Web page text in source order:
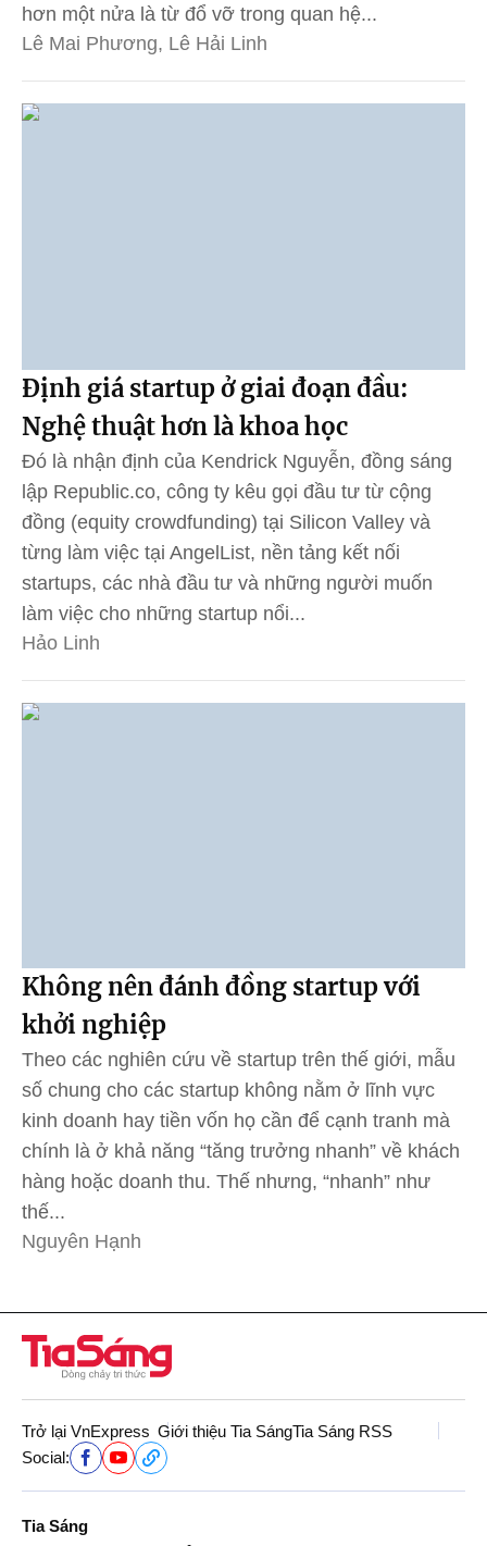
hơn một nửa là từ đổ vỡ trong quan hệ...
Lê Mai Phương, Lê Hải Linh
Định giá startup ở giai đoạn đầu:
Nghệ thuật hơn là khoa học
Đó là nhận định của Kendrick Nguyễn, đồng sáng
lập Republic.co, công ty kêu gọi đầu tư từ cộng
đồng (equity crowdfunding) tại Silicon Valley và
từng làm việc tại AngelList, nền tảng kết nối
startups, các nhà đầu tư và những người muốn
làm việc cho những startup nổi...
Hảo Linh
Không nên đánh đồng startup với
khởi nghiệp
Theo các nghiên cứu về startup trên thế giới, mẫu
số chung cho các startup không nằm ở lĩnh vực
kinh doanh hay tiền vốn họ cần để cạnh tranh mà
chính là ở khả năng “tăng trưởng nhanh” về khách
hàng hoặc doanh thu. Thế nhưng, “nhanh” như
thế...
Nguyên Hạnh
Trở lại VnExpress Giới thiệu Tia SángTia Sáng RSS
Social:
Tia Sáng